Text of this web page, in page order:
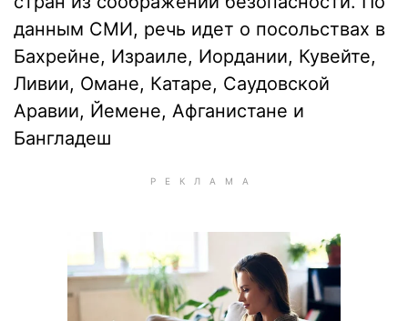
данным СМИ, речь идет о посольствах в
Бахрейне, Израиле, Иордании, Кувейте,
Ливии, Омане, Катаре, Саудовской
Аравии, Йемене, Афганистане и
Бангладеш